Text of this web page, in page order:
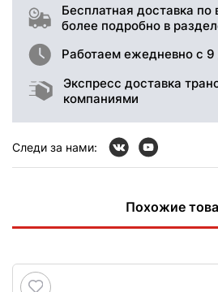
Бесплатная доставка по
более подробно в
Работаем ежедневно с 9
Экспресс доставка
компаниями
Следи за нами:
Похожие